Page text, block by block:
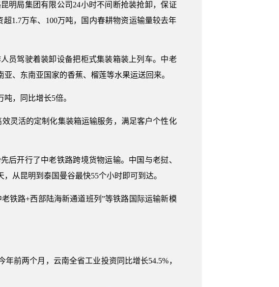
局集团有限公司24小时不间断抢装抢卸，保证
1.7万车、100万吨，国内春耕物资运输量较去年
驾驶着装卸设备把柜式集装箱装上列车。中老
、东南亚国家的香蕉、榴莲等水果运送回来。
，同比增长5倍。
灵活的定制化集装箱运输服务，满足客户个性化
开行了中老铁路跨境货物运输。中国与老挝、
从昆明到泰国曼谷最快55个小时即可到达。
铁路+西部陆海新通道班列”等铁路国际运输新模
前两个月，云南全省工业投资同比增长54.5%，